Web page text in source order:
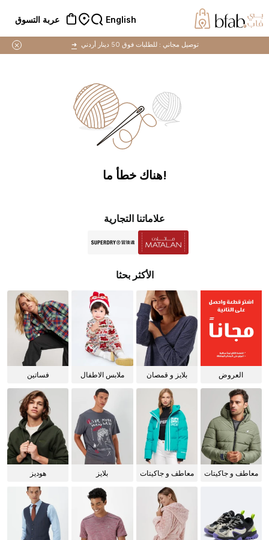
English عربة التسوق
توصيل مجاني : للطلبات فوق 50 دينار أردني ➜
!هناك خطأ ما
علاماتنا التجارية
الأكثر بحثا
العروض
بلايز و قمصان
ملابس الاطفال فساتين
معاطف و جاكيتات
معاطف و جاكيتات
بلايز هوديز